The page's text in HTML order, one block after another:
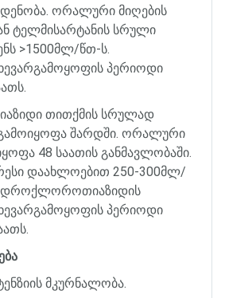
. ორალური მიღების
ტელმისარტანის სრული
>1500მლ/წთ-ს.
პერიოდი
.
თითქმის სრულად
შარდში. ორალური
48 საათის განმავლობაში.
დაახლოებით 250-300მლ/
პერიოდი
.
მკურნალობა.